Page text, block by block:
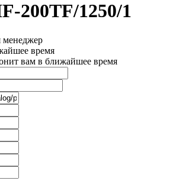
200TF/1250/1
менеджер
время
вам в ближайшее время